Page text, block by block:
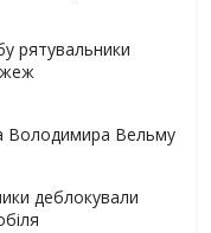
рятувальники
Володимира Вельму
деблокували